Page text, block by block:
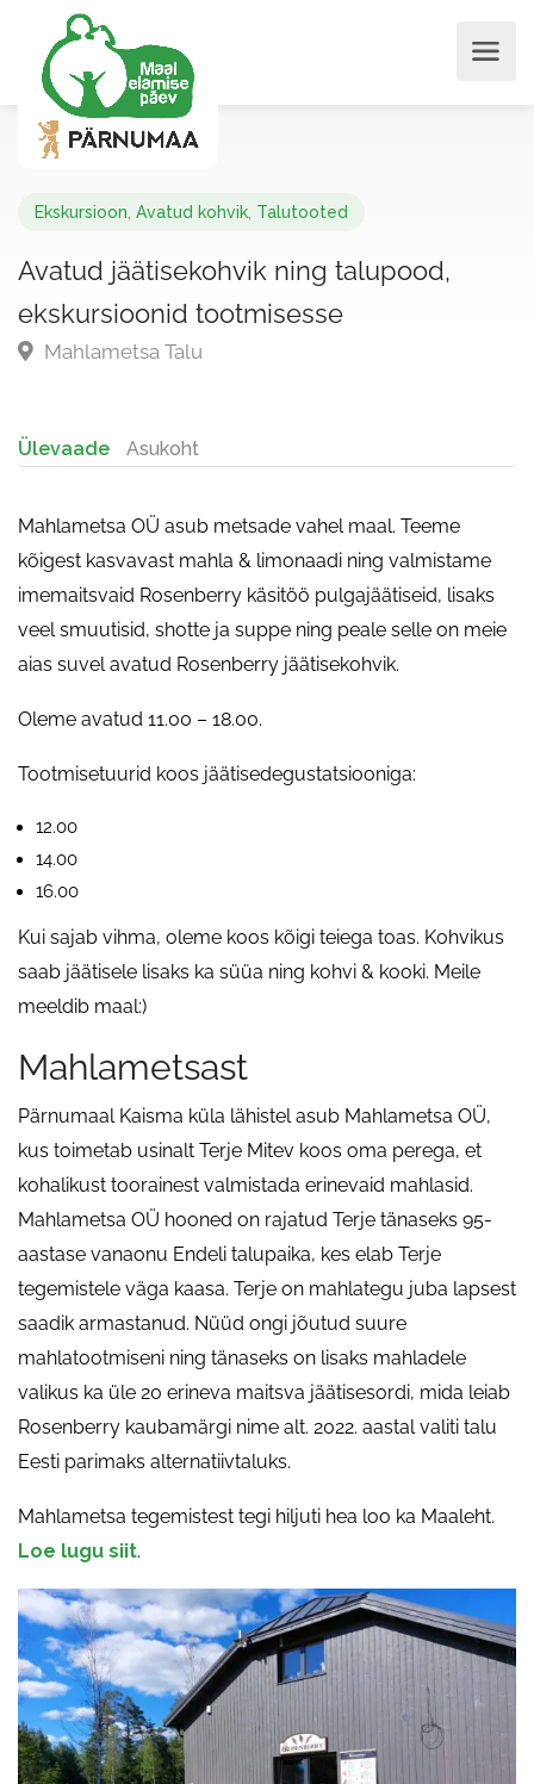
Ekskursioon Avatud kohvik Talutooted
Avatud jäätisekohvik ning talupood,
ekskursioonid tootmisesse
Mahlametsa Talu
Ülevaade Asukoht
Mahlametsa OÜ asub metsade vahel maal. Teeme
kõigest kasvavast mahla & limonaadi ning valmistame
imemaitsvaid Rosenberry käsitöö pulgajäätiseid, lisaks
veel smuutisid, shotte ja suppe ning peale selle on meie
aias suvel avatud Rosenberry jäätisekohvik.
Oleme avatud 11.00 – 18.00.
Tootmisetuurid koos jäätisedegustatsiooniga:
12.00
14.00
16.00
Kui sajab vihma, oleme koos kõigi teiega toas. Kohvikus
saab jäätisele lisaks ka süüa ning kohvi & kooki. Meile
meeldib maal:)
Mahlametsast
Pärnumaal Kaisma küla lähistel asub Mahlametsa OÜ,
kus toimetab usinalt Terje Mitev koos oma perega, et
kohalikust toorainest valmistada erinevaid mahlasid.
Mahlametsa OÜ hooned on rajatud Terje tänaseks 95-
aastase vanaonu Endeli talupaika, kes elab Terje
tegemistele väga kaasa. Terje on mahlategu juba lapsest
saadik armastanud. Nüüd ongi jõutud suure
mahlatootmiseni ning tänaseks on lisaks mahladele
valikus ka üle 20 erineva maitsva jäätisesordi, mida leiab
Rosenberry kaubamärgi nime alt. 2022. aastal valiti talu
Eesti parimaks alternatiivtaluks.
Mahlametsa tegemistest tegi hiljuti hea loo ka Maaleht.
Loe lugu siit.